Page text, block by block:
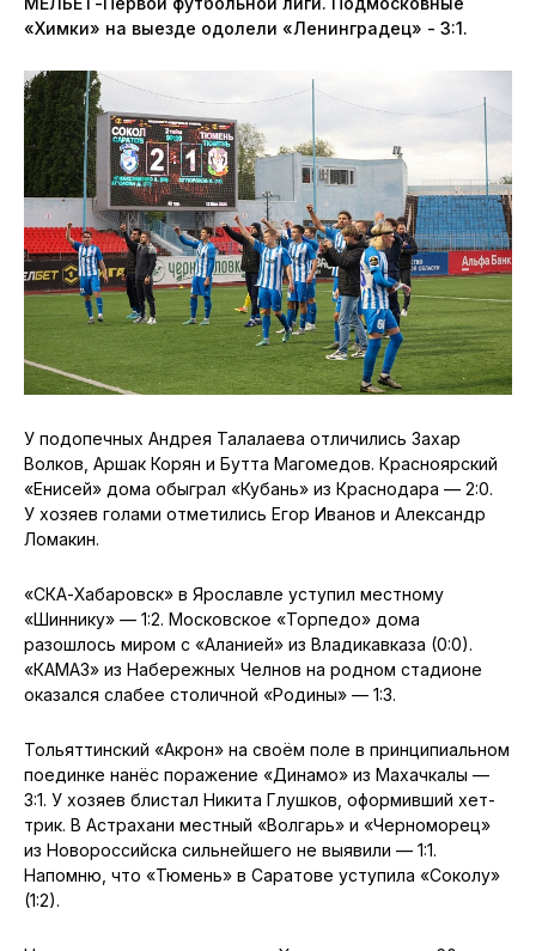
«Химки» на выезде одолели «Ленинградец» - 3:1.
У подопечных Андрея Талалаева отличились Захар
Волков, Аршак Корян и Бутта Магомедов. Красноярский
«Енисей» дома обыграл «Кубань» из Краснодара — 2:0.
У хозяев голами отметились Егор Иванов и Александр
Ломакин.
«СКА-Хабаровск» в Ярославле уступил местному
«Шиннику» — 1:2. Московское «Торпедо» дома
разошлось миром с «Аланией» из Владикавказа (0:0).
«КАМАЗ» из Набережных Челнов на родном стадионе
оказался слабее столичной «Родины» — 1:3.
Тольяттинский «Акрон» на своём поле в принципиальном
поединке нанёс поражение «Динамо» из Махачкалы —
3:1. У хозяев блистал Никита Глушков, оформивший хет-
трик. В Астрахани местный «Волгарь» и «Черноморец»
из Новороссийска сильнейшего не выявили — 1:1.
Напомню, что «Тюмень» в Саратове уступила «Соколу»
(1:2).